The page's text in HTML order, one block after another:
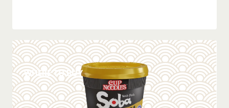
WHERE TO BUY
DÉTAILS